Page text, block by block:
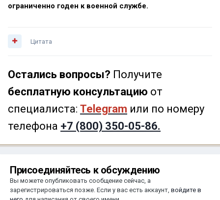
ограниченно годен к военной службе.
Цитата
Остались вопросы? Получите
бесплатную консультацию от
специалиста: Telegram или по номеру
телефона +7 (800) 350-05-86.
Присоединяйтесь к обсуждению
Вы можете опубликовать сообщение сейчас, а
зарегистрироваться позже. Если у вас есть аккаунт, войдите в